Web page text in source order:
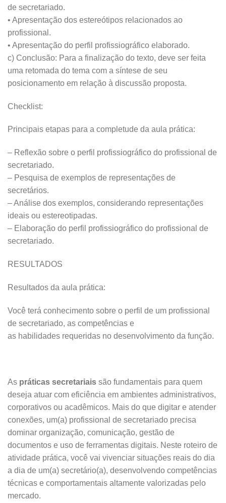
de secretariado.
• Apresentação dos estereótipos relacionados ao
profissional.
• Apresentação do perfil profissiográfico elaborado.
c) Conclusão: Para a finalização do texto, deve ser feita
uma retomada do tema com a síntese de seu
posicionamento em relação à discussão proposta.
Checklist:
Principais etapas para a completude da aula prática:
– Reflexão sobre o perfil profissiográfico do profissional de
secretariado.
– Pesquisa de exemplos de representações de
secretários.
– Análise dos exemplos, considerando representações
ideais ou estereotipadas.
– Elaboração do perfil profissiográfico do profissional de
secretariado.
RESULTADOS
Resultados da aula prática:
Você terá conhecimento sobre o perfil de um profissional
de secretariado, as competências e
as habilidades requeridas no desenvolvimento da função.
As práticas secretariais são fundamentais para quem
deseja atuar com eficiência em ambientes administrativos,
corporativos ou acadêmicos. Mais do que digitar e atender
conexões, um(a) profissional de secretariado precisa
dominar organização, comunicação, gestão de
documentos e uso de ferramentas digitais. Neste roteiro de
atividade prática, você vai vivenciar situações reais do dia
a dia de um(a) secretário(a), desenvolvendo competências
técnicas e comportamentais altamente valorizadas pelo
mercado.